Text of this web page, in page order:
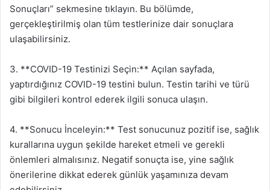
Sonuçları” sekmesine tıklayın. Bu bölümde,
gerçekleştirilmiş olan tüm testlerinize dair sonuçlara
ulaşabilirsiniz.
3. **COVID-19 Testinizi Seçin:** Açılan sayfada,
yaptırdığınız COVID-19 testini bulun. Testin tarihi ve türü
gibi bilgileri kontrol ederek ilgili sonuca ulaşın.
4. **Sonucu İnceleyin:** Test sonucunuz pozitif ise, sağlık
kurallarına uygun şekilde hareket etmeli ve gerekli
önlemleri almalısınız. Negatif sonuçta ise, yine sağlık
önerilerine dikkat ederek günlük yaşamınıza devam